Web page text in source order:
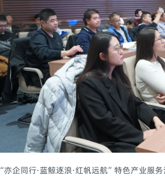
“亦企同行·蓝鲸逐浪·红帆远航”特色产业服